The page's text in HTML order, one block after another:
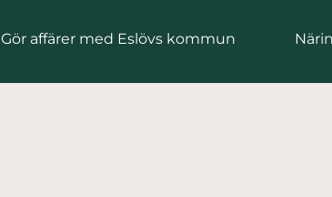
Gör affärer med Eslövs kommun